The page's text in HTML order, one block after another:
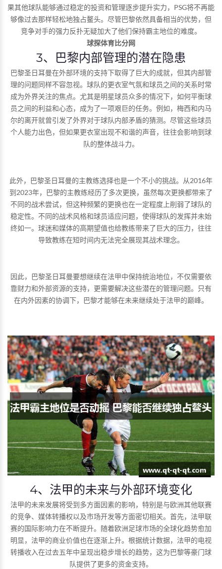
果其他球队能够通过稳定的投资和管理逐步提升实力，PSG将不再能
够像过去那样轻松地独占鳌头。尽管巴黎依然具备相当的优势，但
竞争对手的强力反扑无疑加大了他们保持霸主地位的难度。
球探体育比分网
3、巴黎内部管理的潜在隐患
巴黎圣日耳曼在外部环境的支持下取得了巨大的成就，但其内部管
理的问题同样不容忽视。球队的更衣室气氛和球员之间的关系时常
成为外界关注的焦点。尤其是明星球员众多的情况下，如何平衡球
员之间的利益和心态，成为了一项艰巨的任务。例如，梅西和内马
尔的离开就曾引发了外界对于球队内部矛盾的猜测。尽管这些球员
个人能力出色，但如果更衣室出现不和谐的声音，往往会影响到球
队的整体战斗力。
此外，巴黎圣日耳曼的主教练选择也是一个不小的挑战。从2016年
到2023年，巴黎的主教练经历了多次更换，虽然每次更换都带来了
不同的战术尝试，但这种频繁的更换也在一定程度上削弱了球队的
稳定性。不同的战术风格和球员适应问题，使得球队的发挥并未始
终如一。球迷和媒体的高期望值也给教练带来了巨大的压力，往往
导致教练在短时间内无法完全展现其战术理念。
因此，巴黎圣日耳曼要想继续在法甲中保持统治地位，不仅需要依
靠财力和外部资源的支持，更需要解决这些潜在的管理问题。只有
在内外因素的协调下，巴黎才能够在未来继续处于法甲的巅峰。
4、法甲的未来与外部环境变化
法甲的未来发展将受到多方面因素的影响，特别是与欧洲其他联赛
的竞争、媒体转播权以及市场开发等方面密切相关。首先，法甲联
赛的国际影响力在不断提升。随着欧洲足球市场的全球化趋势愈加
明显，法甲的商业价值也在逐渐上升。根据统计数据，法甲的电视
转播收入在过去五年中呈现出稳步增长的趋势，这为巴黎等豪门球
队提供了更多的资金支持。